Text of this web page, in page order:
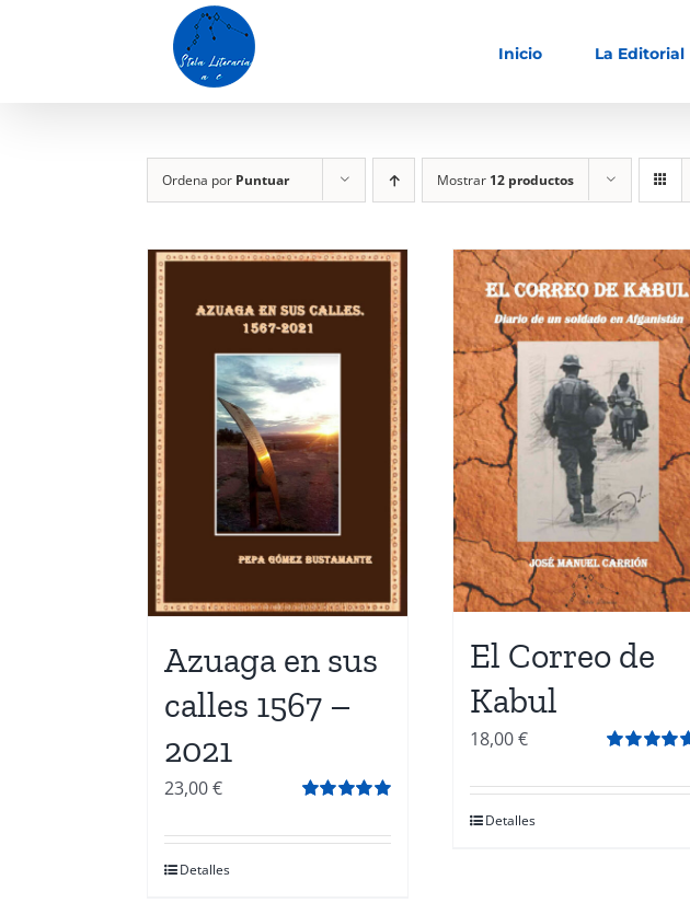
Inicio La Editorial
Ordena por Puntuar Mostrar 12 productos
Azuaga en sus
calles 1567 –
2021
con5.00de 5
23,00€
Detalles
El Correo de
Kabul
con5.00de 5
18,00€
Detalles